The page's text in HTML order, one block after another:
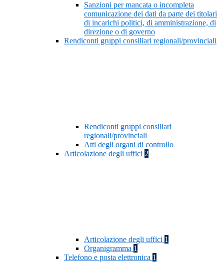
Sanzioni per mancata o incompleta
comunicazione dei dati da parte dei titolari
di incarichi politici, di amministrazione, di
direzione o di governo
Rendiconti gruppi consiliari regionali/provinciali
Rendiconti gruppi consiliari
regionali/provinciali
Atti degli organi di controllo
Articolazione degli uffici 2
Articolazione degli uffici 1
Organigramma 1
Telefono e posta elettronica 1